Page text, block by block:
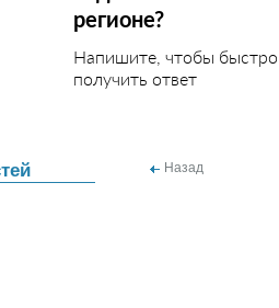
регионе?
Напишите, чтобы быстро
получить ответ
Назад